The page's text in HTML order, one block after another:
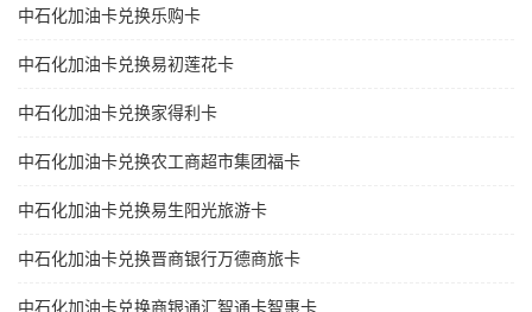
中石化加油卡兑换乐购卡
中石化加油卡兑换易初莲花卡
中石化加油卡兑换家得利卡
中石化加油卡兑换农工商超市集团福卡
中石化加油卡兑换易生阳光旅游卡
中石化加油卡兑换晋商银行万德商旅卡
中石化加油卡兑换商银通汇智通卡智惠卡